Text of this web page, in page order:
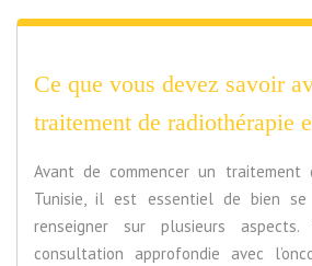
Ce que vous devez savoir
traitement de radiothérapie
Avant de commencer un traitement
Tunisie, il est essentiel de bien
renseigner sur plusieurs aspects.
consultation approfondie avec